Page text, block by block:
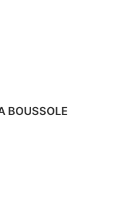
BOUSSOLE